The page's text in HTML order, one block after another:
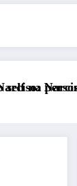
Copa do